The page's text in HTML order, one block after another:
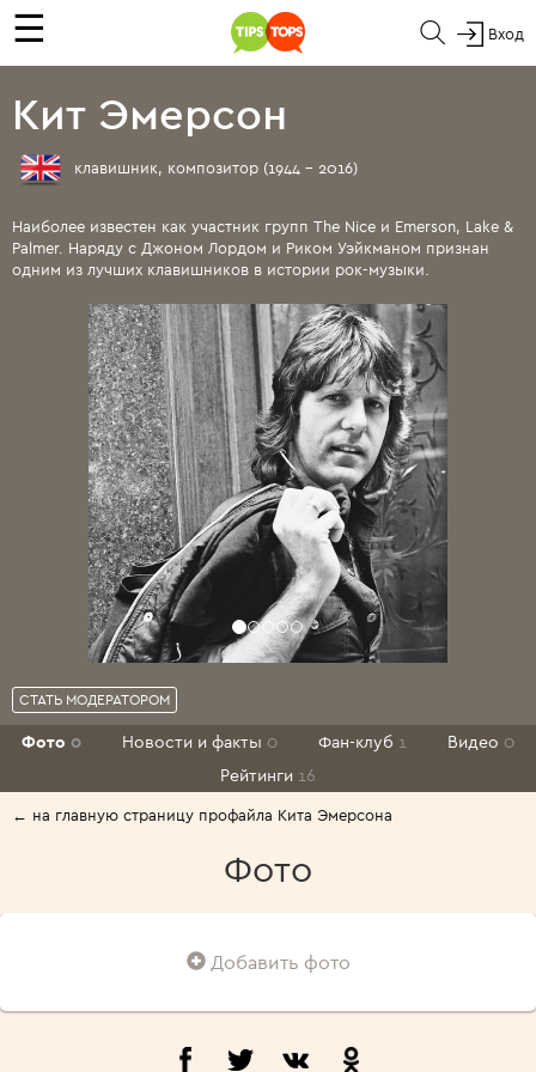
☰ Вход
Кит Эмерсон
клавишник, композитор (1944 - 2016)
Наиболее известен как участник групп The Nice и Emerson, Lake &
Palmer. Наряду с Джоном Лордом и Риком Уэйкманом признан
одним из лучших клавишников в истории рок-музыки.
СТАТЬ МОДЕРАТОРОМ
Фото 0 Новости и факты 0 Фан-клуб 1 Видео 0
Рейтинги 16
← на главную страницу профайла Кита Эмерсона
Фото
Добавить фото